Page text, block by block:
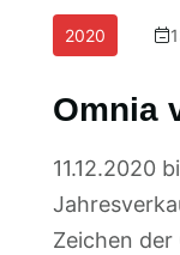
2020
Omnia
11.12.2020
Zeichen